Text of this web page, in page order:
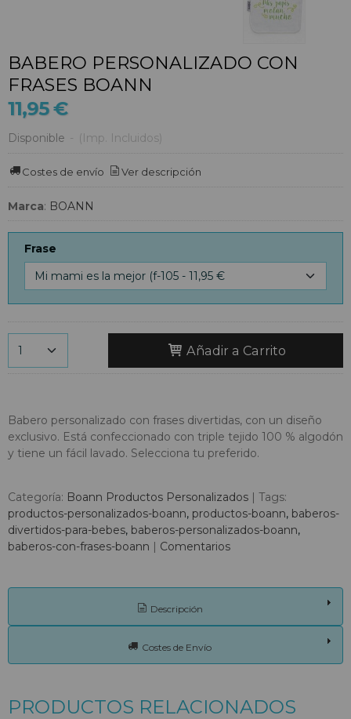
BABERO PERSONALIZADO CON
FRASES BOANN
11,95 €
Disponible - (Imp. Incluidos)
Costes de envío Ver descripción
Marca: BOANN
Frase
Añadir a Carrito
Babero personalizado con frases divertidas, con un diseño
exclusivo. Está confeccionado con triple tejido 100 % algodón
y tiene un fácil lavado. Selecciona tu preferido.
Categoría: Boann Productos Personalizados | Tags:
productos-personalizados-boann productos-boann baberos-
divertidos-para-bebes baberos-personalizados-boann
baberos-con-frases-boann | Comentarios
Descripción
Costes de Envío
PRODUCTOS RELACIONADOS